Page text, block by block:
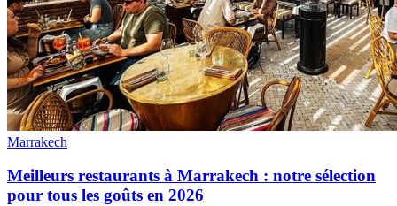
Marrakech
Meilleurs restaurants à Marrakech : notre sélection
pour tous les goûts en 2026